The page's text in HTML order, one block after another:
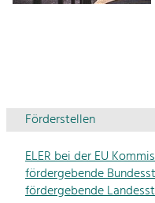
Förderstellen
ELER bei der EU
fördergebende
fördergebende